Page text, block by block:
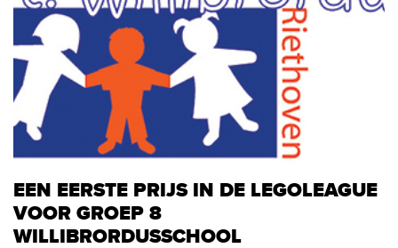
EEN EERSTE PRIJS IN DE LEGOLEAGUE
VOOR GROEP 8
WILLIBRORDUSSCHOOL